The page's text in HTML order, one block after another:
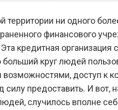
всех
любых
от
территории ни одного
финансового
кредитная организация
круг людей
возможностями, доступ к
силу предоставить. И вот,
случилось вполне